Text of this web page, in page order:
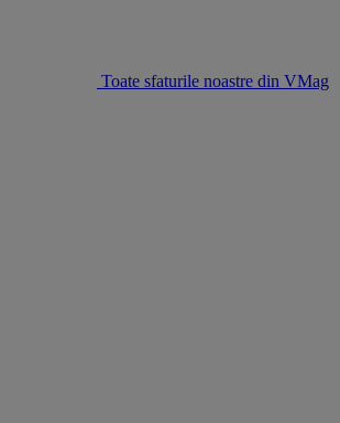
Toate sfaturile noastre din VMag